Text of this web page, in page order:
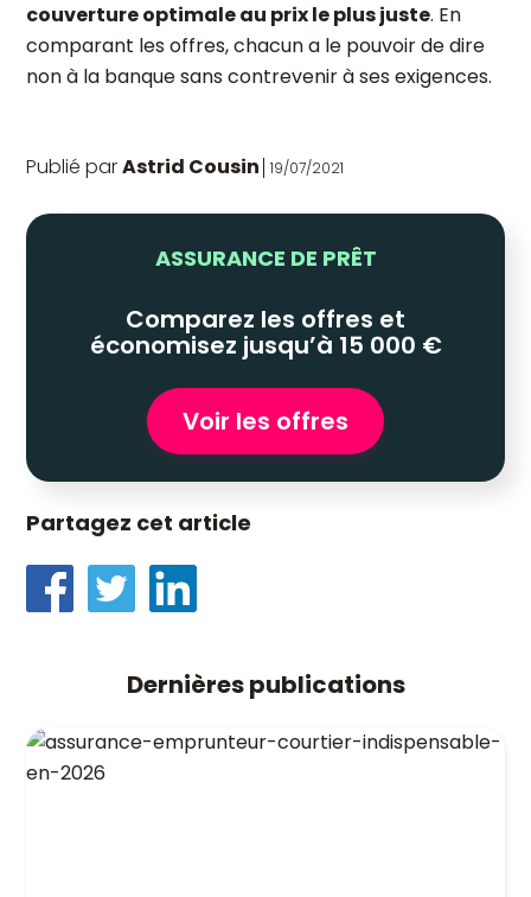
couverture optimale au prix le plus juste. En
comparant les offres, chacun a le pouvoir de dire
non à la banque sans contrevenir à ses exigences.
Publié parAstrid Cousin 19/07/2021
ASSURANCE DE PRÊT
Comparez les offres et
économisez jusqu’à 15 000 €
Voir les offres
Partagez cet article
Dernières publications